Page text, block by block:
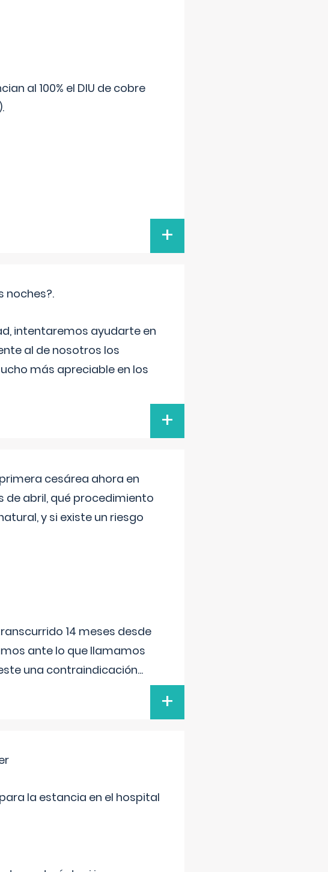
al 100% el DIU de cobre
+
noches?.
intentaremos ayudarte en
al de nosotros los
más apreciable en los
+
cesárea ahora en
de abril, qué procedimiento
y si existe un riesgo
14 meses desde
ante lo que llamamos
una contraindicación...
+
la estancia en el hospital